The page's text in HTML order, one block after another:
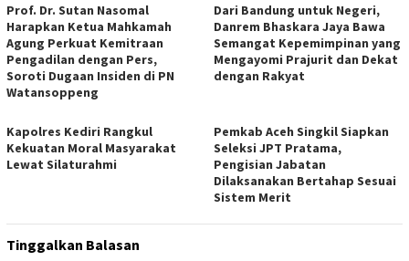
Prof. Dr. Sutan Nasomal
Harapkan Ketua Mahkamah
Agung Perkuat Kemitraan
Pengadilan dengan Pers,
Soroti Dugaan Insiden di PN
Watansoppeng
Dari Bandung untuk Negeri,
Danrem Bhaskara Jaya Bawa
Semangat Kepemimpinan yang
Mengayomi Prajurit dan Dekat
dengan Rakyat
Kapolres Kediri Rangkul
Kekuatan Moral Masyarakat
Lewat Silaturahmi
Pemkab Aceh Singkil Siapkan
Seleksi JPT Pratama,
Pengisian Jabatan
Dilaksanakan Bertahap Sesuai
Sistem Merit
Tinggalkan Balasan